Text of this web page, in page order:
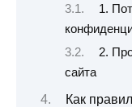
1.
2.
сайта
Как